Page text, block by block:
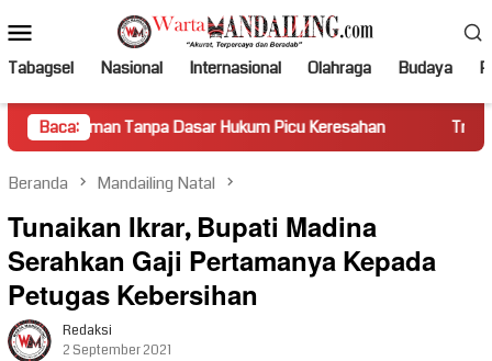
ke
kontenMobile
Tabagsel Nasional Internasional Olahraga Budaya
Baca:
Dasar Hukum Picu Keresahan Truk Miring Hambat
Beranda Mandailing Natal
Tunaikan Ikrar, Bupati Madina
Serahkan Gaji Pertamanya Kepada
Petugas Kebersihan
Redaksi
2 September 2021